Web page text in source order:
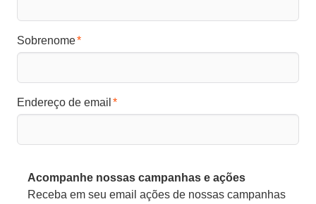
Sobrenome
Endereço de email
Acompanhe nossas campanhas e ações
Receba em seu email ações de nossas campanhas